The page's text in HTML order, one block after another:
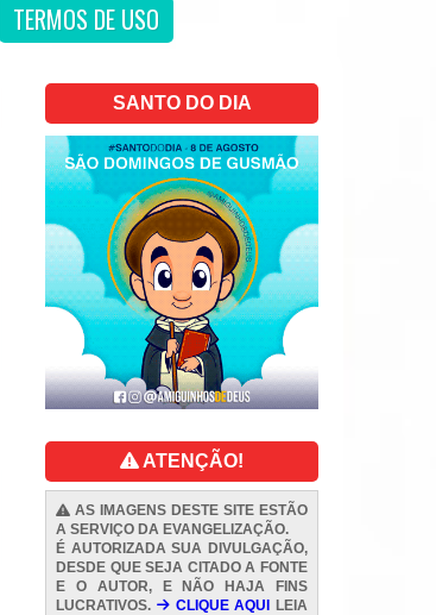
TERMOS DE USO
SANTO DO DIA
ATENÇÃO!
AS IMAGENS DESTE SITE ESTÃO
A SERVIÇO DA EVANGELIZAÇÃO.
É AUTORIZADA SUA DIVULGAÇÃO,
DESDE QUE SEJA CITADO A FONTE
E O AUTOR, E NÃO HAJA FINS
LUCRATIVOS.
CLIQUE AQUI
LEIA